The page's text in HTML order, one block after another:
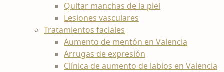
Quitar manchas de la piel
Lesiones vasculares
Tratamientos faciales
Aumento de mentón en Valencia
Arrugas de expresión
Clínica de aumento de labios en Valencia